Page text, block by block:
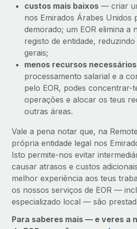
custos mais baixos — criar
nos Emirados Árabes Unidos
demorado; um EOR elimina a
registo de entidade, reduzindo
gerais;
menos recursos necessários
processamento salarial e a
pelo EOR, podes concentrar-
operações e alocar os teus
outras áreas.
Vale a pena notar que, na
própria entidade legal nos
Isto permite-nos evitar
causar atrasos e custos
melhor experiência aos teus
os nossos serviços de EOR —
especializado local — são
Para saberes mais — e veres a